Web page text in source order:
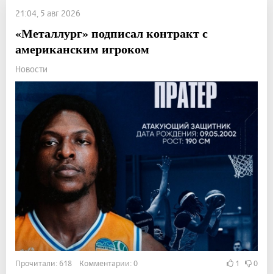
21:04, 5 авг 2026
«Металлург» подписал контракт с
американским игроком
Новости
Прочитали: 618 Комментарии: 0 1 0